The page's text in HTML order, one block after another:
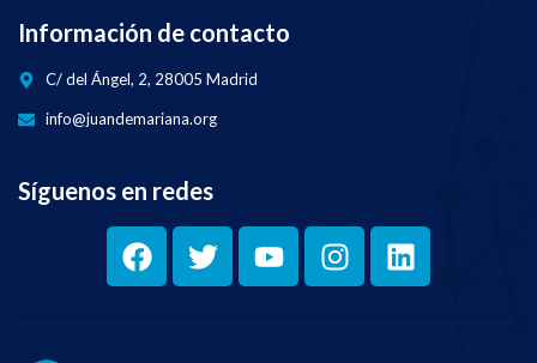
Información de contacto
C/ del Ángel, 2, 28005 Madrid
info@juandemariana.org
Síguenos en redes